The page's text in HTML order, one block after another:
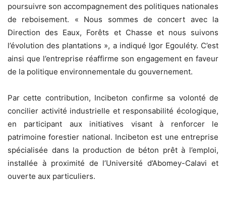
poursuivre son accompagnement des politiques nationales
de reboisement. « Nous sommes de concert avec la
Direction des Eaux, Forêts et Chasse et nous suivons
l’évolution des plantations », a indiqué Igor Egouléty. C’est
ainsi que l’entreprise réaffirme son engagement en faveur
de la politique environnementale du gouvernement.
Par cette contribution, Incibeton confirme sa volonté de
concilier activité industrielle et responsabilité écologique,
en participant aux initiatives visant à renforcer le
patrimoine forestier national. Incibeton est une entreprise
spécialisée dans la production de béton prêt à l’emploi,
installée à proximité de l’Université d’Abomey-Calavi et
ouverte aux particuliers.